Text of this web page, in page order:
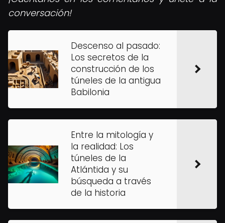
conversación!
Descenso al pasado:
Los secretos de la
construcción de los
túneles de la antigua
Babilonia
Entre la mitología y
la realidad: Los
túneles de la
Atlántida y su
búsqueda a través
de la historia